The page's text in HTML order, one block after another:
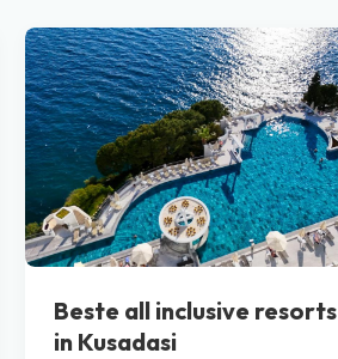
Beste all inclusive resorts
in Kusadasi